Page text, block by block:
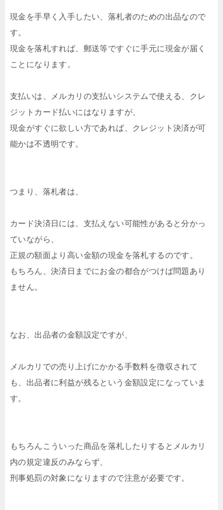
現金を手早く入手したい、落札者のための出品なので
す。
現金を落札すれば、郵送等ですぐに手元に現金が届く
ことになります。
支払いは、メルカリの支払いシステムで使える、クレ
ジットカード払いにはなりますが、
現金がすぐに欲しい方であれば、クレジット決済が可
能かは不透明です。
つまり、落札者は、
カード決済日には、支払えない可能性があると分かっ
ていながら、
正規の額面より高い金額の現金を落札するのです。
もちろん、決済日までにお金の都合がつけば問題あり
ません。
なお、出品者の金額設定ですが、
メルカリでの売り上げにかかる手数料を徴収されて
も、出品者に利益が残るという金額設定になっていま
す。
もちろんこういった商品を落札したりするとメルカリ
内の規定違反のみならず、
刑事処罰の対象になりますので注意が必要です。